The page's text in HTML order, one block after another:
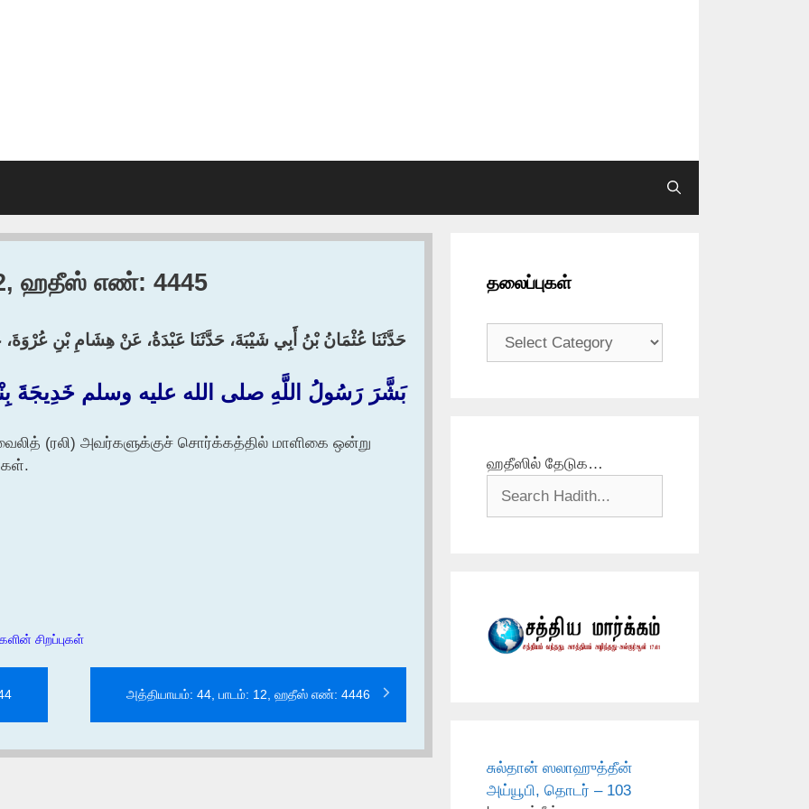
ஹதீஸ் எண்: 4445
حَدَّثَنَا عُثْمَانُ بْنُ أَبِي شَيْبَةَ، حَدَّثَنَا عَبْدَةُ، عَنْ هِشَامِ بْنِ
بَشَّرَ رَسُولُ اللَّهِ صلى الله عليه وسلم خَدِيجَةَ
(ரலி) அவர்களுக்குச் சொர்க்கத்தில் மாளிகை ஒன்று
சிறப்புகள்
அத்தியாயம்: 44, பாடம்: 12, ஹதீஸ் எண்: 4446
தலைப்புகள்
தலைப்புகள்
ஹதீஸில் தேடுக…
சுல்தான் ஸலாஹுத்தீன்
அய்யூபி, தொடர் – 103